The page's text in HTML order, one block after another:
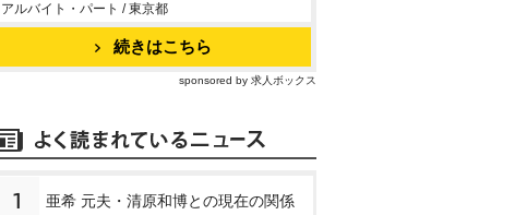
アルバイト・パート / 東京都
続きはこちら
sponsored by 求人ボックス
1 亜希 元夫・清原和博との現在の関係